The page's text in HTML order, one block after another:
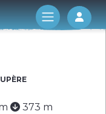
Log
373 m